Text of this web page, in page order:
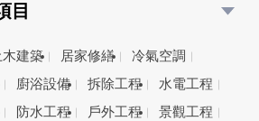
目
木建築 居家修繕
冷氣空調
廚浴設備 拆除工程
水電工程
防水工程 戶外工程
景觀工程